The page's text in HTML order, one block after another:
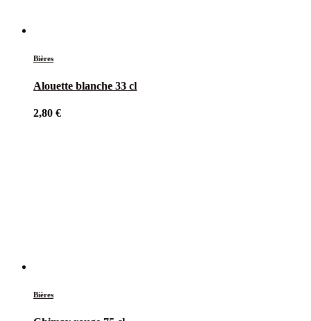
Bières
Alouette blanche 33 cl
2,80 €
Bières